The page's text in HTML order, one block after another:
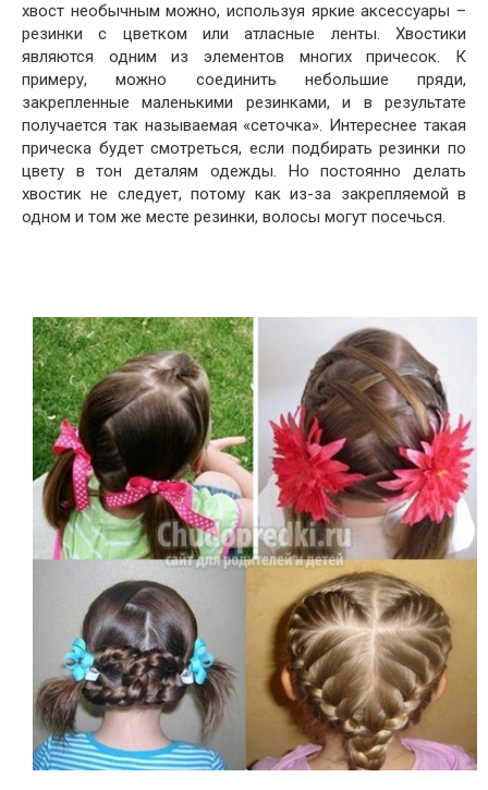
хвост необычным можно, используя яркие аксессуары –
резинки с цветком или атласные ленты. Хвостики
являются одним из элементов многих причесок. К
примеру, можно соединить небольшие пряди,
закрепленные маленькими резинками, и в результате
получается так называемая «сеточка». Интереснее такая
прическа будет смотреться, если подбирать резинки по
цвету в тон деталям одежды. Но постоянно делать
хвостик не следует, потому как из-за закрепляемой в
одном и том же месте резинки, волосы могут посечься.